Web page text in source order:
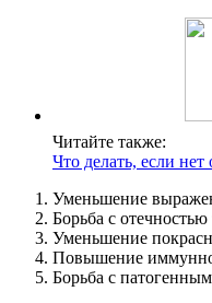
Читайте также:
Что делать, если
Уменьшение
Борьба с отечностью
Уменьшение
Повышение
Борьба с